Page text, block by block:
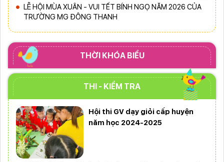
LỄ HỘI MÙA XUÂN - VUI TẾT BÍNH NGỌ NĂM 2026 CỦA
TRƯỜNG MG ĐÔNG THANH
THỜI KHÓA BIỂU
THI - KIỂM TRA
Hội thi GV dạy giỏi cấp huyện
năm học 2024-2025